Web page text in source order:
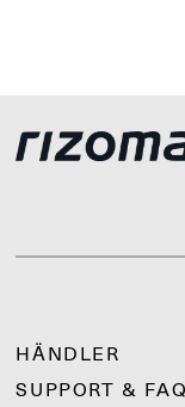
HÄNDLER
SUPPORT & FAQ